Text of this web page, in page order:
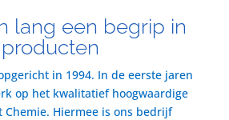
lang een begrip in
in 1994. In de eerste jaren
op het kwalitatief hoogwaardige
Chemie. Hiermee is ons bedrijf